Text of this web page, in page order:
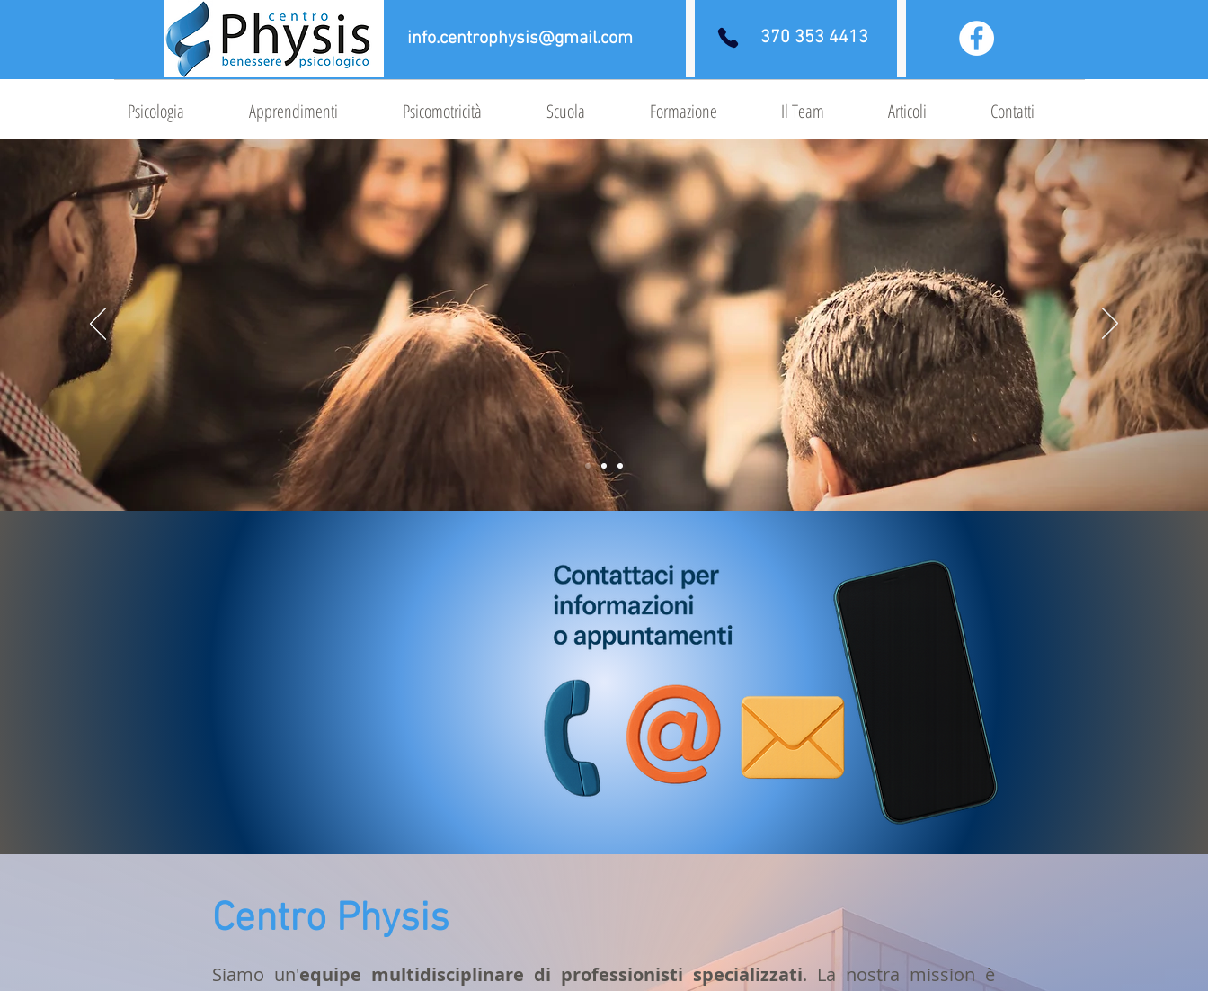
info.centrophysis@gmail.com 370 353 4413
Psicologia Apprendimenti Psicomotricità Scuola Formazione Il Team Articoli Contatti
Un'équipe di professionisti specializzati per il tuo
Benessere psicologico
Centro Physis
Siamo un'equipe multidisciplinare di professionisti specializzati. La nostra mission è